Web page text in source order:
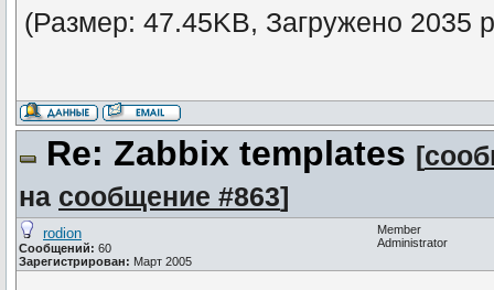
(Размер: 47.45KB, Загружено 2035
Re: Zabbix templates [
на сообщение #863]
rodion
Сообщений: 60
Зарегистрирован: Март 2005
Member
Administrator